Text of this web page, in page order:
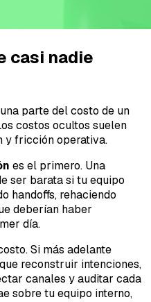
casi nadie
parte del costo de un
costos ocultos suelen
y fricción operativa.
es el primero. Una
ser barata si tu equipo
handoffs, rehaciendo
deberían haber
día.
Si más adelante
reconstruir intenciones,
canales y auditar cada
sobre tu equipo interno,